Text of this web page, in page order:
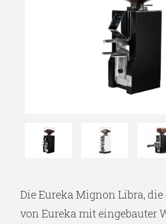
Die Eureka Mignon Libra, die
von Eureka mit eingebauter